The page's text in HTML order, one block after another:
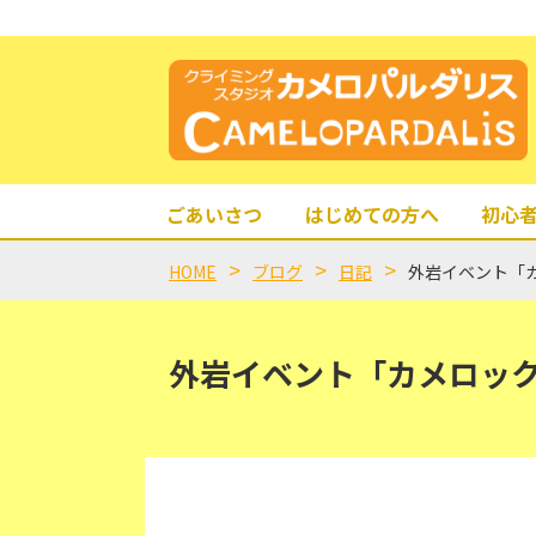
ごあいさつ はじめての方へ 初心
外岩イベント「カメロッ
HOME ブログ 日記 外岩イベント「